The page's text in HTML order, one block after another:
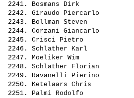
2241. Bosmans Dirk
2242. Giraudo Piercarlo
2243. Bollman Steven
2244. Corzani Giancarlo
2245. Crisci Pietro
2246. Schlather Karl
2247. Moeliker Wim
2248. Schlather Florian
2249. Ravanelli Pierino
2250. Ketelaars Chris
2251. Palmi Rodolfo